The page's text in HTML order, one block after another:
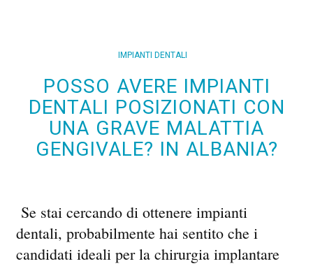
IMPIANTI DENTALI
POSSO AVERE IMPIANTI
DENTALI POSIZIONATI CON
UNA GRAVE MALATTIA
GENGIVALE? IN ALBANIA?
Se stai cercando di ottenere impianti
dentali, probabilmente hai sentito che i
candidati ideali per la chirurgia implantare